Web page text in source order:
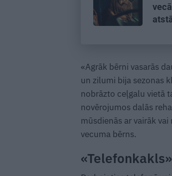
«Agrāk bērni vasarās
un zilumi bija sezonas
nobrāzto ceļgalu vietā
novērojumos dalās
mūsdienās ar vairāk
vecuma bērns.